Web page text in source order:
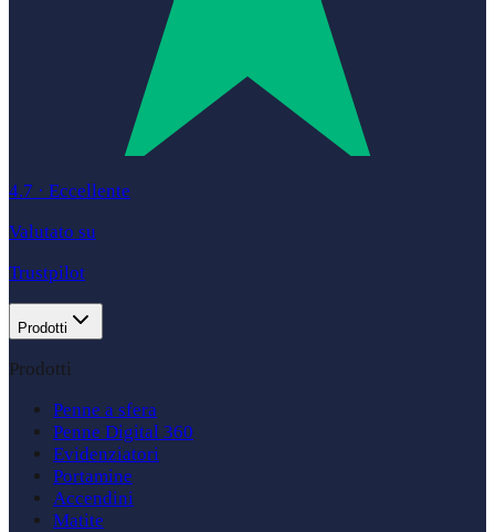
4.7 · Eccellente
Valutato su
Trustpilot
Prodotti
Prodotti
Penne a sfera
Penne Digital 360
Evidenziatori
Portamine
Accendini
Matite